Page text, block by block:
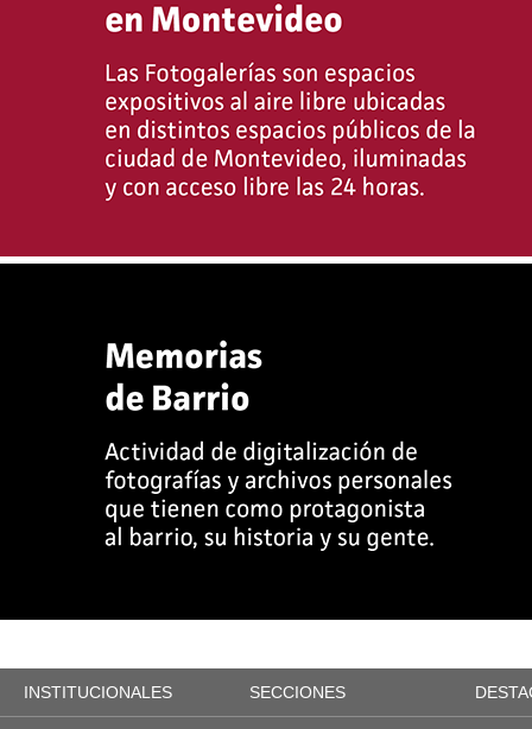
INSTITUCIONALES SECCIONES